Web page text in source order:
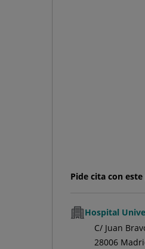
Pide cita con
Hospital
C/ Juan
28006